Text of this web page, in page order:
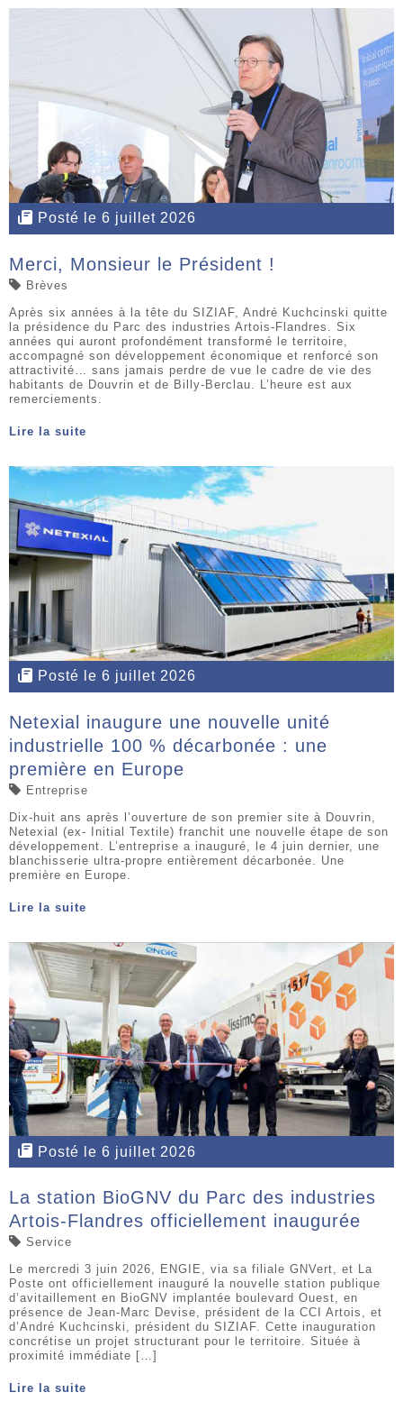
Posté le 6 juillet 2026
Merci, Monsieur le Président !
Brèves
Après six années à la tête du SIZIAF, André Kuchcinski quitte
la présidence du Parc des industries Artois-Flandres. Six
années qui auront profondément transformé le territoire,
accompagné son développement économique et renforcé son
attractivité… sans jamais perdre de vue le cadre de vie des
habitants de Douvrin et de Billy-Berclau. L’heure est aux
remerciements.
Lire la suite
Posté le 6 juillet 2026
Netexial inaugure une nouvelle unité
industrielle 100 % décarbonée : une
première en Europe
Entreprise
Dix-huit ans après l’ouverture de son premier site à Douvrin,
Netexial (ex- Initial Textile) franchit une nouvelle étape de son
développement. L’entreprise a inauguré, le 4 juin dernier, une
blanchisserie ultra-propre entièrement décarbonée. Une
première en Europe.
Lire la suite
Posté le 6 juillet 2026
La station BioGNV du Parc des industries
Artois-Flandres officiellement inaugurée
Service
Le mercredi 3 juin 2026, ENGIE, via sa filiale GNVert, et La
Poste ont officiellement inauguré la nouvelle station publique
d’avitaillement en BioGNV implantée boulevard Ouest, en
présence de Jean-Marc Devise, président de la CCI Artois, et
d’André Kuchcinski, président du SIZIAF. Cette inauguration
concrétise un projet structurant pour le territoire. Située à
proximité immédiate […]
Lire la suite